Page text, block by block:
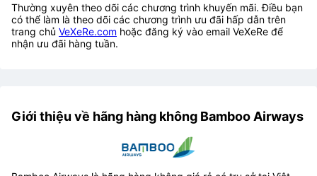
Thường xuyên theo dõi các chương trình khuyến mãi. Điều bạn
có thể làm là theo dõi các chương trình ưu đãi hấp dẫn trên
trang chủ VeXeRe.com hoặc đăng ký vào email VeXeRe để
nhận ưu đãi hàng tuần.
Giới thiệu về hãng hàng không Bamboo Airways